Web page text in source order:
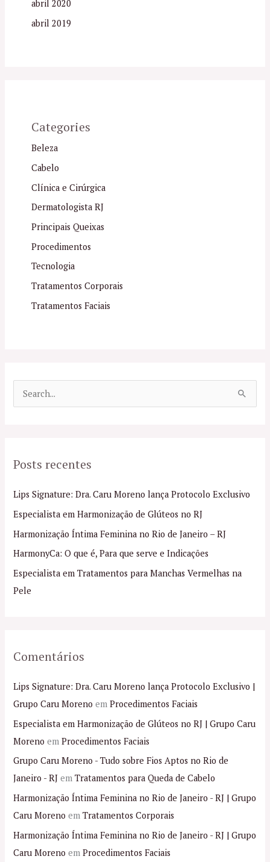
abril 2020
abril 2019
Categories
Beleza
Cabelo
Clínica e Cirúrgica
Dermatologista RJ
Principais Queixas
Procedimentos
Tecnologia
Tratamentos Corporais
Tratamentos Faciais
u
s
a
r
p
o
r
Posts recentes
Lips Signature: Dra. Caru Moreno lança Protocolo Exclusivo
Especialista em Harmonização de Glúteos no RJ
Harmonização Íntima Feminina no Rio de Janeiro – RJ
HarmonyCa: O que é, Para que serve e Indicações
Especialista em Tratamentos para Manchas Vermelhas na
Pele
Comentários
Lips Signature: Dra. Caru Moreno lança Protocolo Exclusivo |
Grupo Caru Moreno emProcedimentos Faciais
Especialista em Harmonização de Glúteos no RJ | Grupo Caru
Moreno emProcedimentos Faciais
Grupo Caru Moreno - Tudo sobre Fios Aptos no Rio de
Janeiro - RJ emTratamentos para Queda de Cabelo
Harmonização Íntima Feminina no Rio de Janeiro - RJ | Grupo
Caru Moreno emTratamentos Corporais
Harmonização Íntima Feminina no Rio de Janeiro - RJ | Grupo
Caru Moreno emProcedimentos Faciais